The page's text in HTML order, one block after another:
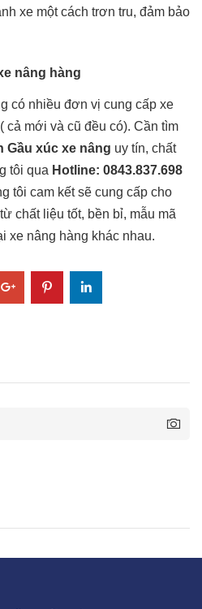
xe một cách trơn tru, đảm bảo
nâng hàng
có nhiều đơn vị cung cấp xe
cả mới và cũ đều có). Cần tìm
Gầu xúc xe nâng uy tín, chất
tôi qua Hotline: 0843.837.698
tôi cam kết sẽ cung cấp cho
chất liệu tốt, bền bỉ, mẫu mã
xe nâng hàng khác nhau.